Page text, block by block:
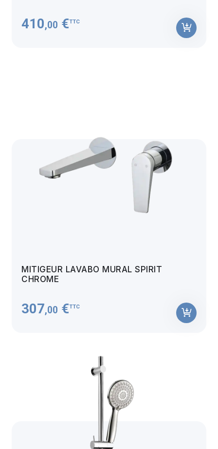
410,00 €TTC
MITIGEUR LAVABO MURAL SPIRIT
CHROME
307,00 €TTC